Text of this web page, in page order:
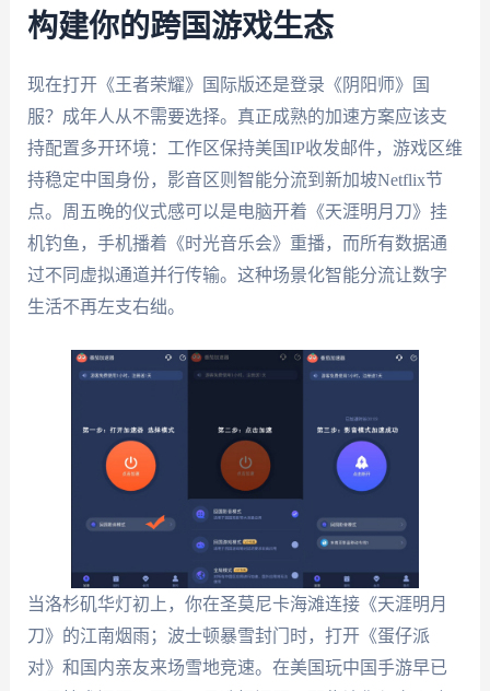
构建你的跨国游戏生态
现在打开《王者荣耀》国际版还是登录《阴阳师》国
服？成年人从不需要选择。真正成熟的加速方案应该支
持配置多开环境：工作区保持美国IP收发邮件，游戏区维
持稳定中国身份，影音区则智能分流到新加坡Netflix节
点。周五晚的仪式感可以是电脑开着《天涯明月刀》挂
机钓鱼，手机播着《时光音乐会》重播，而所有数据通
过不同虚拟通道并行传输。这种场景化智能分流让数字
生活不再左支右绌。
当洛杉矶华灯初上，你在圣莫尼卡海滩连接《天涯明月
刀》的江南烟雨；波士顿暴雪封门时，打开《蛋仔派
对》和国内亲友来场雪地竞速。在美国玩中国手游早已